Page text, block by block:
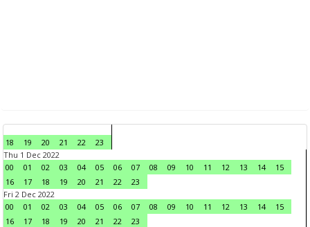
18 19 20 21 22
23
Thu 1 Dec 2022
00
01 02 03 04 05 06 07 08 09 10 11 12 13 14
15
16
17 18 19 20 21 22
23
Fri 2 Dec 2022
00
01 02 03 04 05 06 07 08 09 10 11 12 13 14
15
16
17 18 19 20 21 22
23